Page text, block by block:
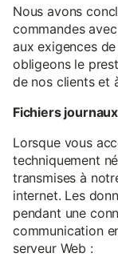
Nous avons
commandes
aux exigences
obligeons le
de nos clients et
Fichiers
Lorsque vous
techniquement
transmises à
internet. Les
pendant une
communication
serveur Web :